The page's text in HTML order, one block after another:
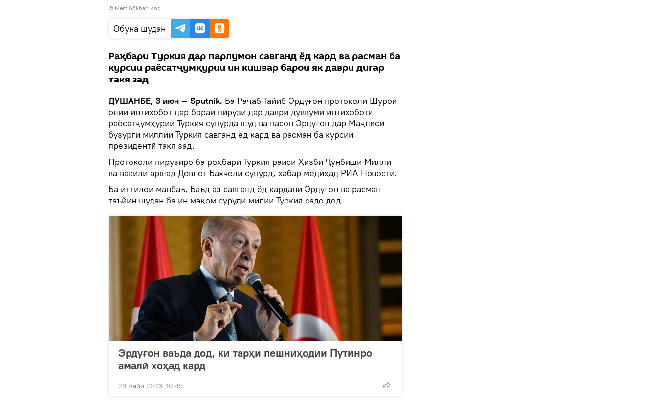
© Mert Gökhan Koç
Обуна шудан
Раҳбари Туркия дар парлумон савганд ёд кард ва расман ба
курсии раёсатҷумҳурии ин кишвар барои як даври дигар
такя зад
ДУШАНБЕ, 3 июн — Sputnik. Ба Раҷаб Тайиб Эрдуғон протоколи Шӯрои
олии интихобот дар бораи пирӯзӣ дар даври дуввуми интихоботи
раёсатҷумҳурии Туркия супурда шуд ва пасон Эрдуғон дар Маҷлиси
бузурги миллии Туркия савганд ёд кард ва расман ба курсии
президентӣ такя зад.
Протоколи пирӯзиро ба роҳбари Туркия раиси Ҳизби Ҷунбиши Миллӣ
ва вакили аршад Девлет Бахчелӣ супурд, хабар медиҳад РИА Новости.
Ба иттилои манбаъ, Баъд аз савганд ёд кардани Эрдуғон ва расман
таъйин шудан ба ин мақом суруди милии Туркия садо дод.
Эрдуғон ваъда дод, ки тарҳи пешниҳодии Путинро
амалӣ хоҳад кард
29 майи 2023, 10:45